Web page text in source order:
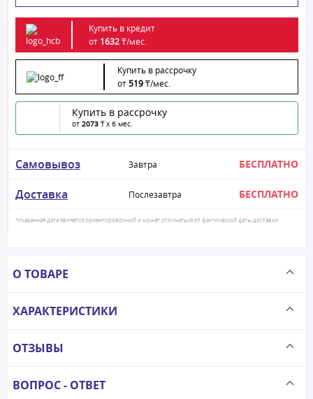
Купить в кредит
от 1632₸/мес.
Купить в рассрочку
от519₸/мес.
Купить в рассрочку
от 2073 ₸ x 6 мес.
Самовывоз Завтра БЕСПЛАТНО
Доставка Послезавтра БЕСПЛАТНО
*Указанная дата является ориентировочной и может отличаться от фактической даты доставки
О ТОВАРЕ
ХАРАКТЕРИСТИКИ
ОТЗЫВЫ
ВОПРОС - ОТВЕТ